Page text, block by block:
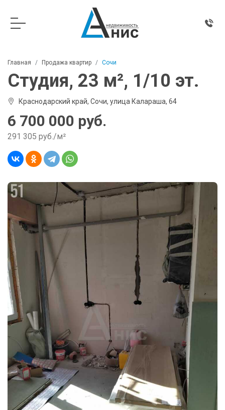
Главная Продажа квартир Сочи
Студия, 23 м², 1/10 эт.
Краснодарский край, Сочи, улица Калараша, 64
6 700 000 руб.
291 305 руб./м²